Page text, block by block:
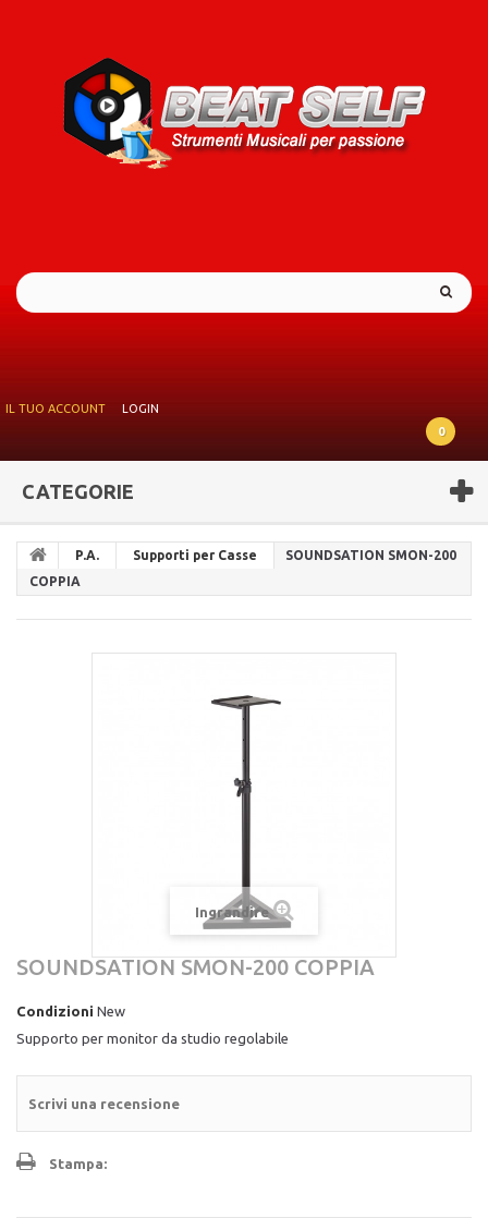
IL TUO ACCOUNT
LOGIN
0
CATEGORIE
P.A. Supporti per Casse
SOUNDSATION SMON-200
COPPIA
Ingrandire
SOUNDSATION SMON-200 COPPIA
Condizioni New
Supporto per monitor da studio regolabile
Scrivi una recensione
Stampa: